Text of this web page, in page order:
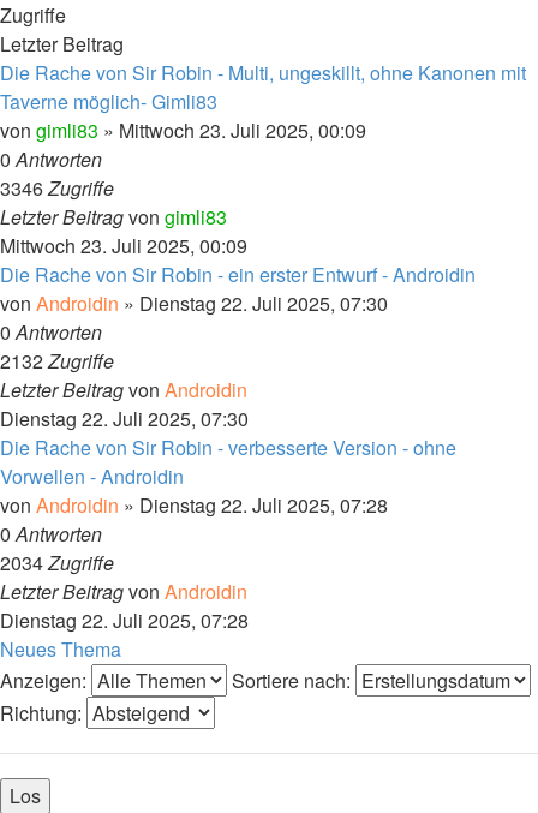
Zugriffe
Letzter Beitrag
Die Rache von Sir Robin - Multi, ungeskillt, ohne Kanonen mit
Taverne möglich- Gimli83
von gimli83 » Mittwoch 23. Juli 2025, 00:09
0Antworten
3346Zugriffe
Letzter Beitragvon gimli83
Mittwoch 23. Juli 2025, 00:09
Die Rache von Sir Robin - ein erster Entwurf - Androidin
von Androidin » Dienstag 22. Juli 2025, 07:30
0Antworten
2132Zugriffe
Letzter Beitragvon Androidin
Dienstag 22. Juli 2025, 07:30
Die Rache von Sir Robin - verbesserte Version - ohne
Vorwellen - Androidin
von Androidin » Dienstag 22. Juli 2025, 07:28
0Antworten
2034Zugriffe
Letzter Beitragvon Androidin
Dienstag 22. Juli 2025, 07:28
Neues Thema
Anzeigen:
Sortiere nach:
Richtung: